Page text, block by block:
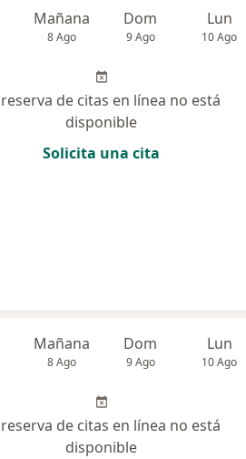
Mañana
8 Ago
Dom
9 Ago
Lun
10 Ago
reserva de citas en línea no está
disponible
Solicita una cita
Mañana
8 Ago
Dom
9 Ago
Lun
10 Ago
reserva de citas en línea no está
disponible